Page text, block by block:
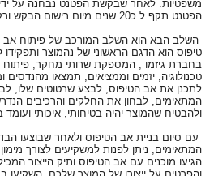
משפטיות. לאחר שבקשת הפטנט נבחנה על
הפטנט תקף ל כ20 שנים מיום רישום הבקש ורק במדינות בהן הפטנט נרשם.
השלב הבא הוא השלב המורכב של פיתוח
טיפוס הוא הדגם הראשוני של נהמוצר
בחברת גיזמו , המספקת שרותי מחקר, פיתוח
טכנולוגיה, יזמים וממציאים, תמצאו
לתכנן את אב הטיפוס, לבצע שרטוטים שלו,
המתאימים, לבחון את החלקים והרכיבים
ולהבטיח שהמוצר יהיה בטיחותי, איכותי
עם סיום בניית אב הטיפוס ולאחר שבוצעו
המתאימים, ניתן לפנות למשקיעים לצורך
הגיעו מוכנים עם אב הטיפוס ותיק הייצור